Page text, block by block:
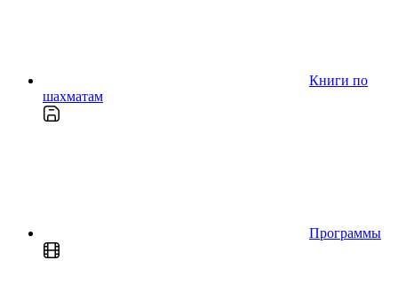
Книги по
шахматам
Программы